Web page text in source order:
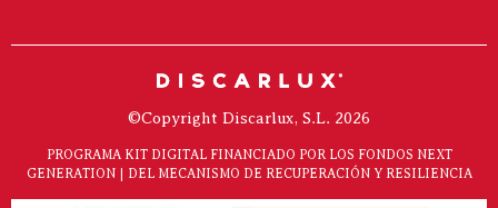
©Copyright Discarlux, S.L. 2026
PROGRAMA KIT DIGITAL FINANCIADO POR LOS FONDOS NEXT
GENERATION | DEL MECANISMO DE RECUPERACIÓN Y RESILIENCIA